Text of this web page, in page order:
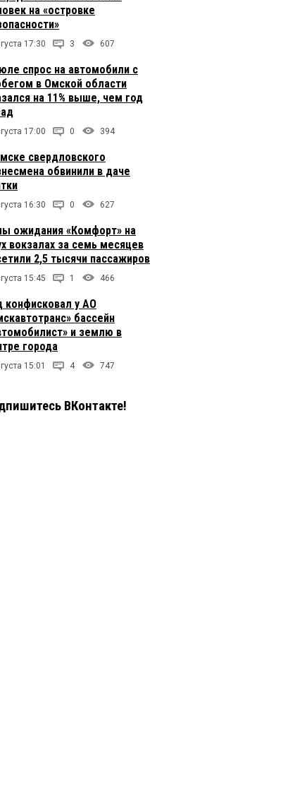
на «островке
17:30 3 607
спрос на автомобили с
в Омской области
на 11% выше, чем год
17:00 0 394
свердловского
обвинили в даче
16:30 0 627
ожидания «Комфорт» на
вокзалах за семь месяцев
2,5 тысячи пассажиров
15:45 1 466
конфисковал у АО
бассейн
и землю в
города
15:01 4 747
ВКонтакте!